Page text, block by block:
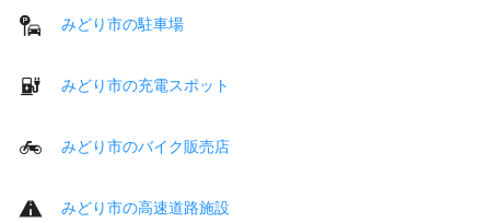
みどり市の駐車場
みどり市の充電スポット
みどり市のバイク販売店
みどり市の高速道路施設